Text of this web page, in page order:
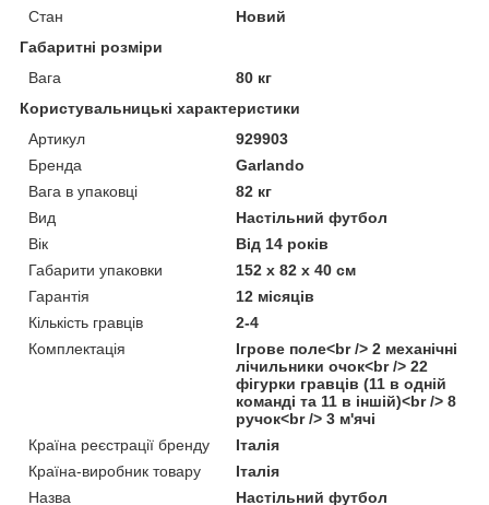
Стан
Новий
Габаритні розміри
Вага
80 кг
Користувальницькі характеристики
Артикул
929903
Бренда
Garlando
Вага в упаковці
82 кг
Вид
Настільний футбол
Вік
Від 14 років
Габарити упаковки
152 x 82 x 40 см
Гарантія
12 місяців
Кількість гравців
2-4
Комплектація
Ігрове поле<br /> 2 механічні
лічильники очок<br /> 22
фігурки гравців (11 в одній
команді та 11 в іншій)<br /> 8
ручок<br /> 3 м'ячі
Країна реєстрації бренду
Італія
Країна-виробник товару
Італія
Назва
Настільний футбол